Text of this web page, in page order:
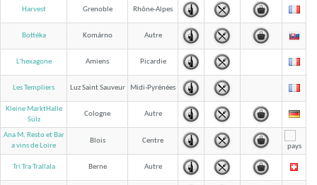
Harvest Grenoble Rhône-Alpes
Bottéka Komárno Autre
L'hexagone Amiens Picardie
Les Templiers Luz Saint Sauveur Midi-Pyrénées
Kleine MarktHalle
Sülz
Cologne Autre
Ana M. Resto et Bar
a vins de Loire
Blois Centre
Tri Tra Trallala Berne Autre